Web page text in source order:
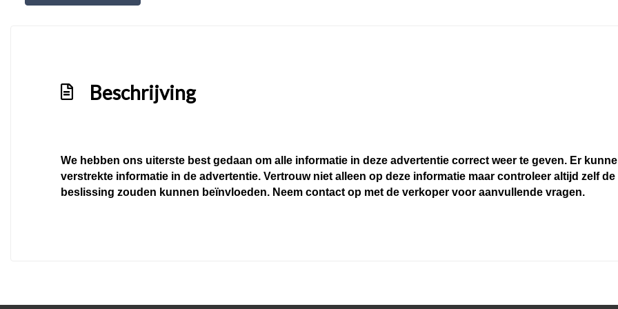
Afdaal assistent
Apple carplay/android auto
Autonomous emergency braking
Beschrijving
We hebben ons uiterste best gedaan om alle informatie in deze advertentie correct weer te geven. Er
verstrekte informatie in de advertentie. Vertrouw niet alleen op deze informatie maar controleer altijd zelf
beslissing zouden kunnen beïnvloeden. Neem contact op met de verkoper voor aanvullende vragen.